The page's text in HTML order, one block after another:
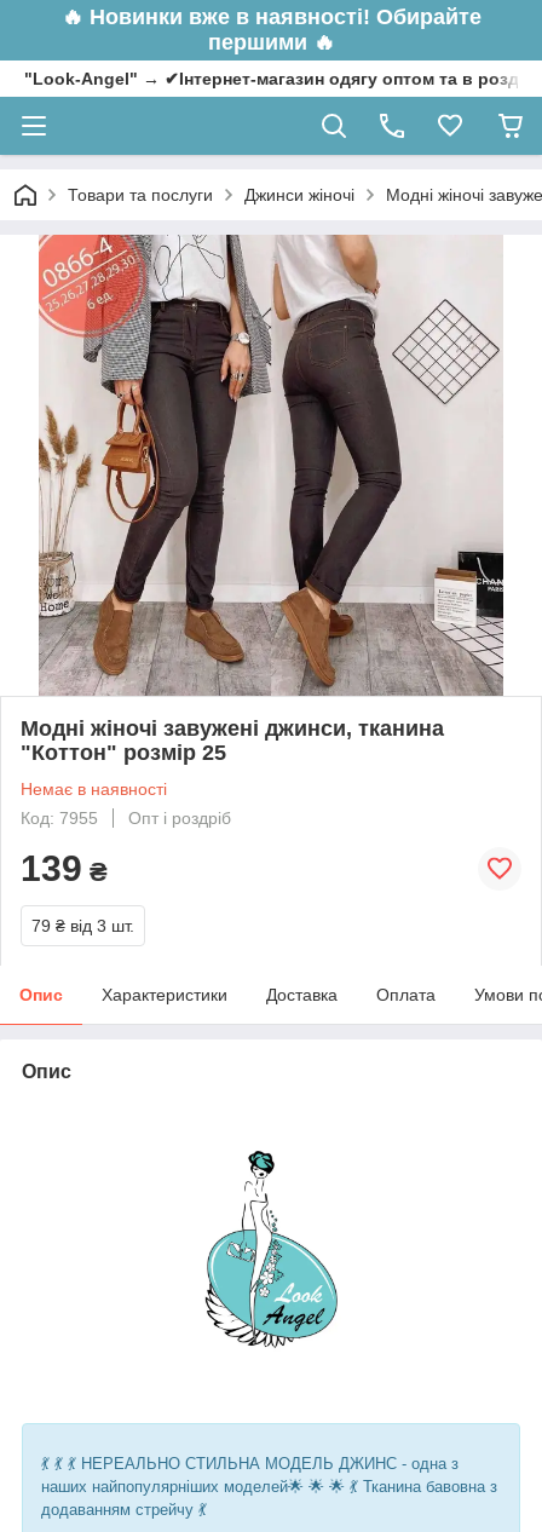
🔥 Новинки вже в наявності! Обирайте
першими 🔥
"Look-Angel" → ✔Інтернет-магазин одягу оптом та в
Товари та послуги Джинси жіночі Модні жіночі
Модні жіночі завужені джинси, тканина
"Коттон" розмір 25
Немає в наявності
Код: 7955
Опт і роздріб
139 ₴
79 ₴ від 3 шт.
Опис Характеристики Доставка Оплата Умови
Опис
💃 💃 💃 НЕРЕАЛЬНО СТИЛЬНА МОДЕЛЬ ДЖИНС - одна з
наших найпопулярніших моделей🌟 🌟 🌟 💃 Тканина бавовна з
додаванням стрейчу 💃